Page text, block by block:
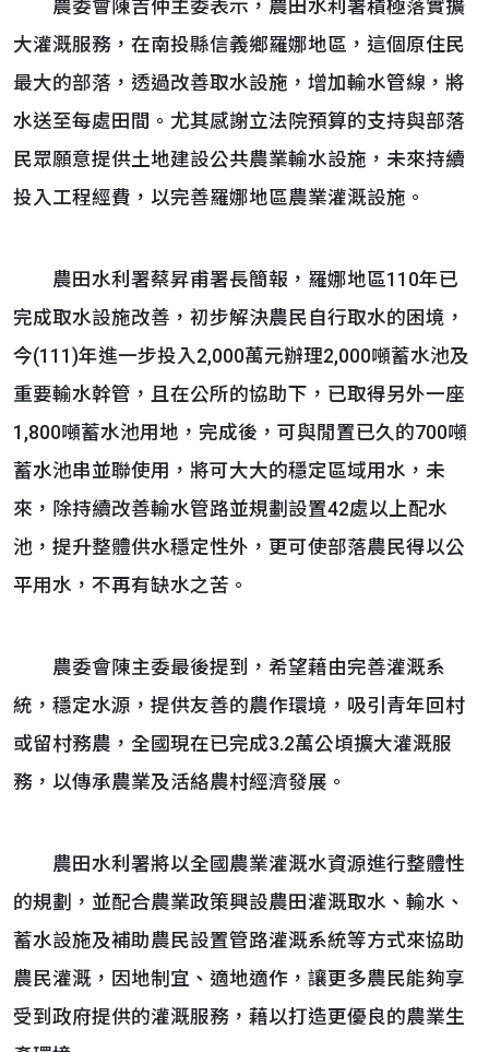
農委會陳吉仲主委表示，農田水利署積極落實擴
大灌溉服務，在南投縣信義鄉羅娜地區，這個原住民
最大的部落，透過改善取水設施，增加輸水管線，將
水送至每處田間。尤其感謝立法院預算的支持與部落
民眾願意提供土地建設公共農業輸水設施，未來持續
投入工程經費，以完善羅娜地區農業灌溉設施。
農田水利署蔡昇甫署長簡報，羅娜地區110年已
完成取水設施改善，初步解決農民自行取水的困境，
今(111)年進一步投入2,000萬元辦理2,000噸蓄水池及
重要輸水幹管，且在公所的協助下，已取得另外一座
1,800噸蓄水池用地，完成後，可與閒置已久的700噸
蓄水池串並聯使用，將可大大的穩定區域用水，未
來，除持續改善輸水管路並規劃設置42處以上配水
池，提升整體供水穩定性外，更可使部落農民得以公
平用水，不再有缺水之苦。
農委會陳主委最後提到，希望藉由完善灌溉系
統，穩定水源，提供友善的農作環境，吸引青年回村
或留村務農，全國現在已完成3.2萬公頃擴大灌溉服
務，以傳承農業及活絡農村經濟發展。
農田水利署將以全國農業灌溉水資源進行整體性
的規劃，並配合農業政策興設農田灌溉取水、輸水、
蓄水設施及補助農民設置管路灌溉系統等方式來協助
農民灌溉，因地制宜、適地適作，讓更多農民能夠享
受到政府提供的灌溉服務，藉以打造更優良的農業生